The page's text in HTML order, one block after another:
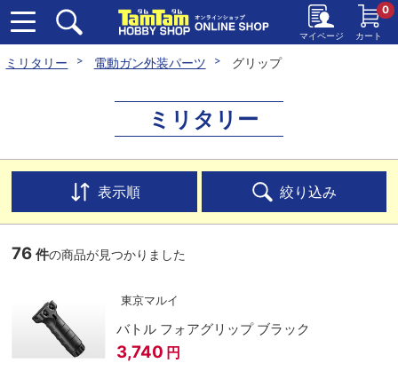
マイページ カート
0
ミリタリー 電動ガン外装パーツ グリップ
ミリタリー
表示順 絞り込み
76 件の商品が見つかりました
東京マルイ
バトル フォアグリップ ブラック
3,740 円